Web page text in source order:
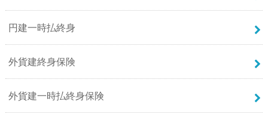
円建一時払終身
外貨建終身保険
外貨建一時払終身保険